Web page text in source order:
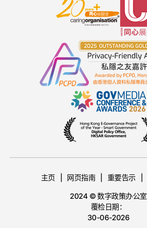
主页 网页指南 重要告示
2024 © 数字政策办公室
覆检日期：
30-06-2026